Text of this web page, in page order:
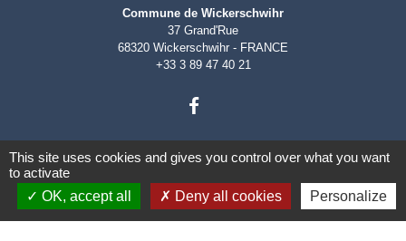
Commune de Wickerschwihr
37 Grand'Rue
68320 Wickerschwihr - FRANCE
+33 3 89 47 40 21
Mentions légales - Politique de confidentialité -
Accessibilité - Plan du site - Gestion des cookies
This site uses cookies and gives you control over what you want
to activate
OK, accept all
Deny all cookies Personalize